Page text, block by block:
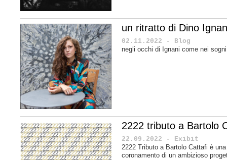
un ritratto di Dino
02.11.2022 - Blog
negli occhi di Ignani come nei
2222 tributo a Bartolo
22.09.2022 - Exibit
2222 Tributo a Bartolo Cattafi è
coronamento di un ambizioso